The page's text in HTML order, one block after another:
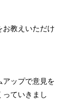
お教えいただけ
アップで意見を
っていきまし